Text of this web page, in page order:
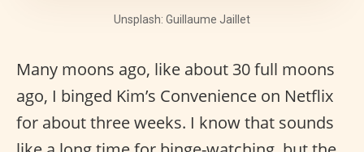
Unsplash: Guillaume Jaillet
Many moons ago, like about 30 full moons
ago, I binged Kim’s Convenience on Netflix
for about three weeks. I know that sounds